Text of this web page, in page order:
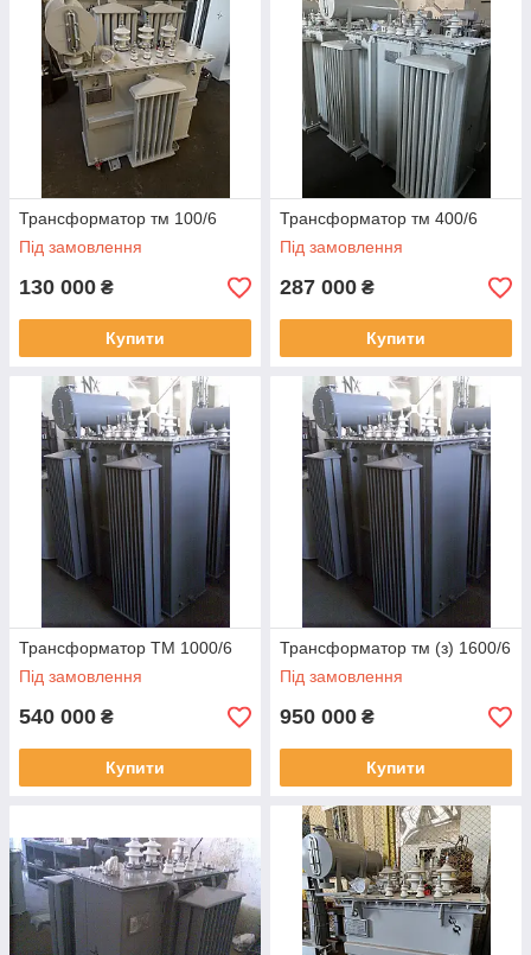
Трансформатор тм 100/6
Під замовлення
130 000 ₴
Купити
Трансформатор тм 400/6
Під замовлення
287 000 ₴
Купити
Трансформатор ТМ 1000/6
Під замовлення
540 000 ₴
Купити
Трансформатор тм (з) 1600/6
Під замовлення
950 000 ₴
Купити